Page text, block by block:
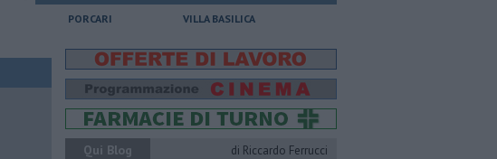
PORCARI VILLA BASILICA
Qui Blog
di Riccardo Ferrucci